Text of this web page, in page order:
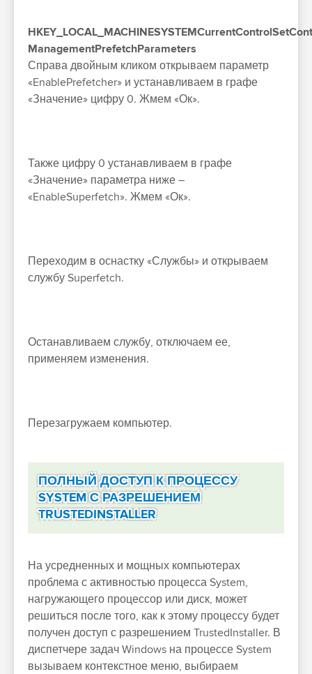
ManagementPrefetchParameters
Справа двойным кликом открываем параметр
«EnablePrefetcher» и устанавливаем в графе
«Значение» цифру 0. Жмем «Ок».
Также цифру 0 устанавливаем в графе
«Значение» параметра ниже –
«EnableSuperfetch». Жмем «Ок».
Переходим в оснастку «Службы» и открываем
службу Superfetch.
Останавливаем службу, отключаем ее,
применяем изменения.
Перезагружаем компьютер.
ПОЛНЫЙ ДОСТУП К ПРОЦЕССУ
SYSTEM С РАЗРЕШЕНИЕМ
TRUSTEDINSTALLER
На усредненных и мощных компьютерах
проблема с активностью процесса System,
нагружающего процессор или диск, может
решиться после того, как к этому процессу будет
получен доступ с разрешением TrustedInstaller. В
диспетчере задач Windows на процессе System
вызываем контекстное меню, выбираем